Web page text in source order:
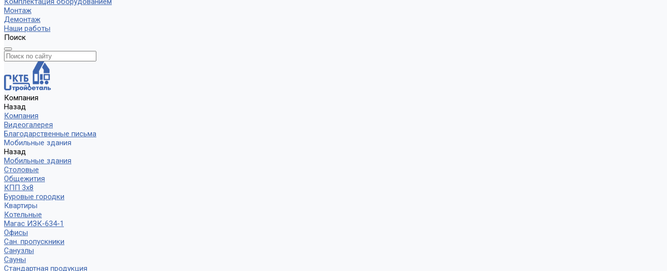
Монтаж
Демонтаж
Наши работы
Поиск
Компания
Назад
Компания
Видеогалерея
Благодарственные письма
Мобильные здания
Назад
Мобильные здания
Столовые
Общежития
КПП 3х8
Буровые городки
Квартиры
Котельные
Магас ИЗК-634-1
Офисы
Сан. пропускники
Санузлы
Сауны
Стандартная продукция